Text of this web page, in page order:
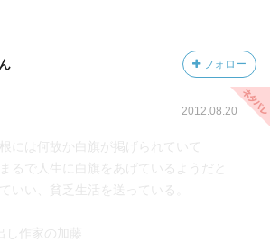
フォロー
2012.08.20
には何故か白旗が掲げられていて
るで人生に白旗をあげているようだと
いい、貧乏生活を送っている。
作家の加藤